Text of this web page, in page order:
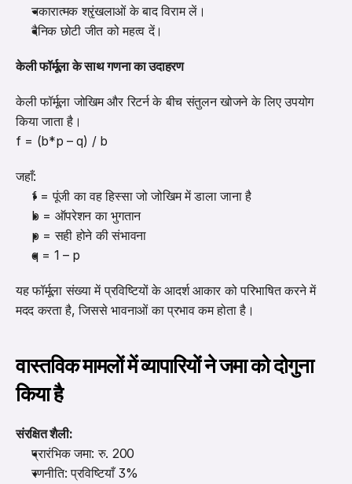
नकारात्मक श्रृंखलाओं के बाद विराम लें।
दैनिक छोटी जीत को महत्व दें।
केली फॉर्मूला के साथ गणना का उदाहरण
केली फॉर्मूला जोखिम और रिटर्न के बीच संतुलन खोजने के लिए उपयोग
किया जाता है।
f = (b*p – q) / b
जहाँ:
f = पूंजी का वह हिस्सा जो जोखिम में डाला जाना है
b = ऑपरेशन का भुगतान
p = सही होने की संभावना
q = 1 – p
यह फॉर्मूला संख्या में प्रविष्टियों के आदर्श आकार को परिभाषित करने में
मदद करता है, जिससे भावनाओं का प्रभाव कम होता है।
वास्तविक मामलों में व्यापारियों ने जमा को दोगुना
किया है
संरक्षित शैली:
प्रारंभिक जमा: रु. 200
रणनीति: प्रविष्टियाँ 3%